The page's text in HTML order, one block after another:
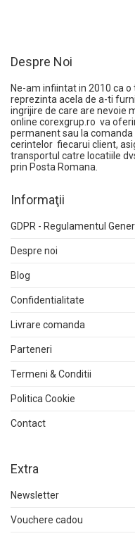
Despre Noi
Ne-am infiintat in 2010 ca o
reprezinta acela de a-ti
ingrijire de care are nevoie
online corexgrup.ro va
permanent sau la
cerintelor fiecarui client,
transportul catre locatiile
prin Posta Romana.
Informaţii
GDPR - Regulamentul
Despre noi
Blog
Confidentialitate
Livrare comanda
Parteneri
Termeni & Conditii
Politica Cookie
Contact
Extra
Newsletter
Vouchere cadou